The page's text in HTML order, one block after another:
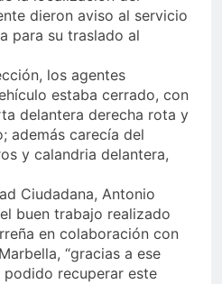
dieron aviso al servicio
para su traslado al
los agentes
estaba cerrado, con
delantera derecha rota y
además carecía del
y calandria delantera,
Ciudadana, Antonio
buen trabajo realizado
en colaboración con
“gracias a ese
recuperar este